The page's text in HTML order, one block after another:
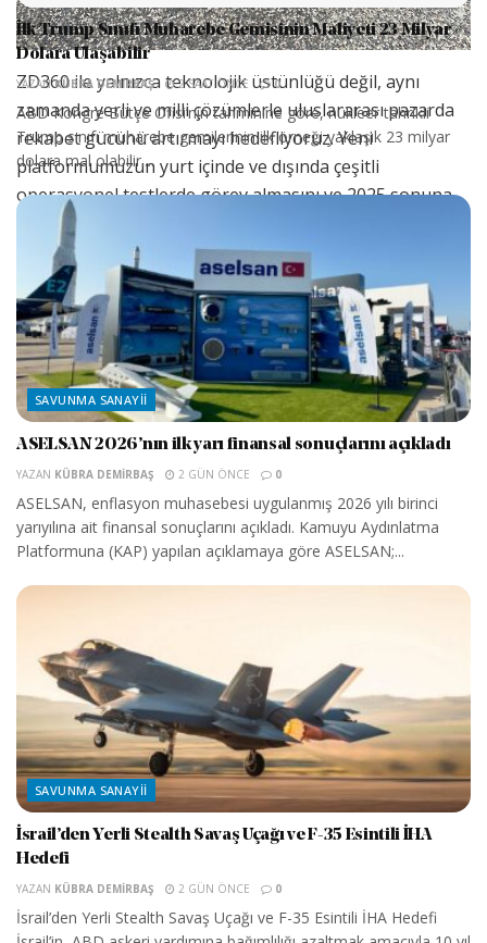
ZD360 ile yalnızca teknolojik üstünlüğü değil, aynı
zamanda yerli ve milli çözümlerle uluslararası pazarda
rekabet gücünü artırmayı hedefliyoruz. Yeni
platformumuzun yurt içinde ve dışında çeşitli
operasyonel testlerde görev almasını ve 2025 sonuna
kadar ilk teslimatını gerçekleştirmeyi amaçlıyoruz.”
Kaynak: AA
İlk Trump Sınıfı Muharebe Gemisinin Maliyeti 23 Milyar
Dolara Ulaşabilir
YAZAN KÜBRA DEMIRBAŞ 2 SAAT ÖNCE 0
ABD Kongre Bütçe Ofisi’nin tahminine göre, nükleer tahrikli
Trump sınıfı muharebe gemilerinin ilk örneği yaklaşık 23 milyar
dolara mal olabilir....
SAVUNMA SANAYII
ASELSAN 2026’nın ilk yarı finansal sonuçlarını açıkladı
YAZAN KÜBRA DEMIRBAŞ 2 GÜN ÖNCE 0
ASELSAN, enflasyon muhasebesi uygulanmış 2026 yılı birinci
yarıyılına ait finansal sonuçlarını açıkladı. Kamuyu Aydınlatma
Platformuna (KAP) yapılan açıklamaya göre ASELSAN;...
SAVUNMA SANAYII
İsrail’den Yerli Stealth Savaş Uçağı ve F-35 Esintili İHA
Hedefi
YAZAN KÜBRA DEMIRBAŞ 2 GÜN ÖNCE 0
İsrail’den Yerli Stealth Savaş Uçağı ve F-35 Esintili İHA Hedefi